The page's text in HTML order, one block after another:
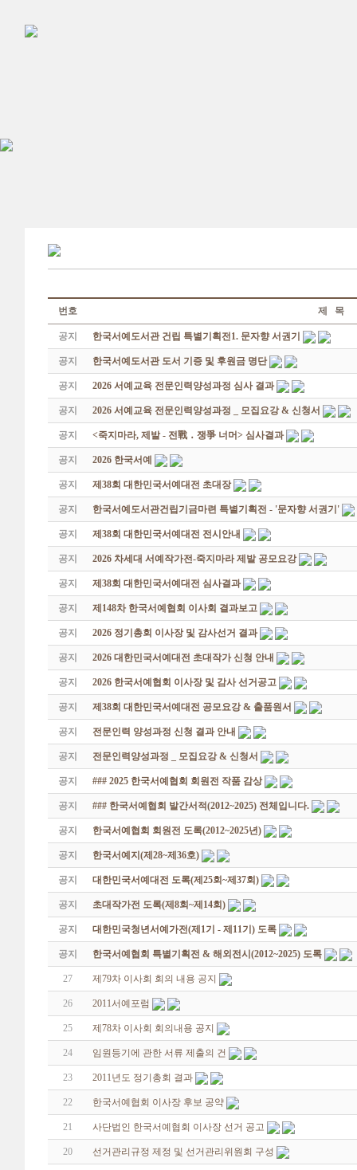
번호 제 목
공지 한국서예도서관 건립 특별기획전1. 문자향 서권기
공지 한국서예도서관 도서 기증 및 후원금 명단
공지 2026 서예교육 전문인력양성과정 심사 결과
공지 2026 서예교육 전문인력양성과정 _ 모집요강 & 신청서
공지 <죽지마라, 제발 - 전戰 ․ 쟁爭 너머> 심사결과
공지 2026 한국서예
공지 제38회 대한민국서예대전 초대장
공지 한국서예도서관건립기금마련 특별기획전 - '문자향 서권기'
공지 제38회 대한민국서예대전 전시안내
공지 2026 차세대 서예작가전-죽지마라 제발 공모요강
공지 제38회 대한민국서예대전 심사결과
공지 제148차 한국서예협회 이사회 결과보고
공지 2026 정기총회 이사장 및 감사선거 결과
공지 2026 대한민국서예대전 초대작가 신청 안내
공지 2026 한국서예협회 이사장 및 감사 선거공고
공지 제38회 대한민국서예대전 공모요강 & 출품원서
공지 전문인력 양성과정 신청 결과 안내
공지 전문인력양성과정 _ 모집요강 & 신청서
공지 ### 2025 한국서예협회 회원전 작품 감상
공지 ### 한국서예협회 발간서적(2012~2025) 전체입니다.
공지 한국서예협회 회원전 도록(2012~2025년)
공지 한국서예지(제28~제36호)
공지 대한민국서예대전 도록(제25회~제37회)
공지 초대작가전 도록(제8회~제14회)
공지 대한민국청년서예가전(제1기 - 제11기) 도록
공지 한국서예협회 특별기획전 & 해외전시(2012~2025) 도록
27 제79차 이사회 회의 내용 공지
26 2011서예포럼
25 제78차 이사회 회의내용 공지
24 임원등기에 관한 서류 제출의 건
23 2011년도 정기총회 결과
22 한국서예협회 이사장 후보 공약
21 사단법인 한국서예협회 이사장 선거 공고
20 선거관리규정 제정 및 선거관리위원회 구성